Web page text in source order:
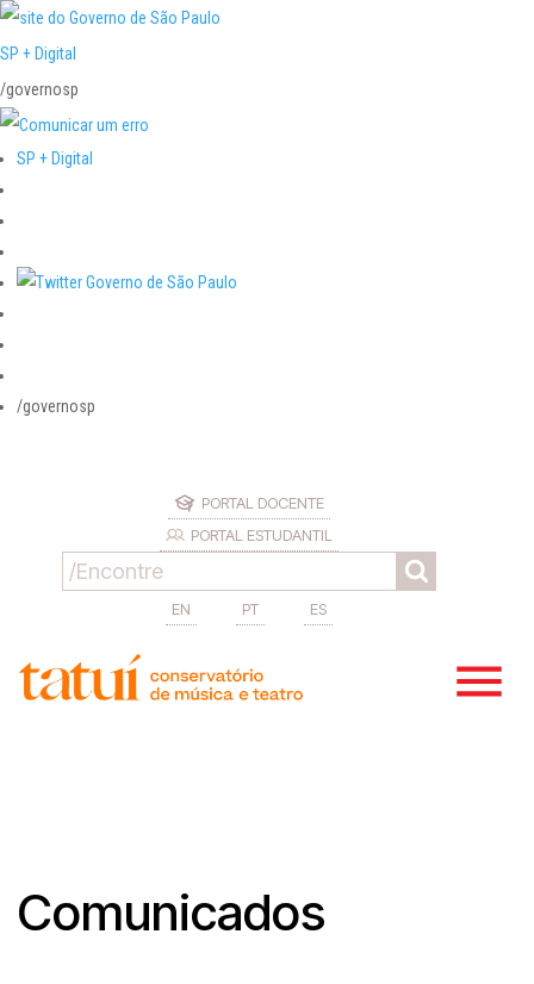
SP + Digital
/governosp
SP + Digital
/governosp
PORTAL DOCENTE
PORTAL ESTUDANTIL
EN PT ES
Comunicados